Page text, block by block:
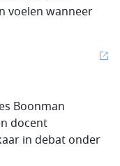
voelen wanneer
Boonman
docent
in debat onder